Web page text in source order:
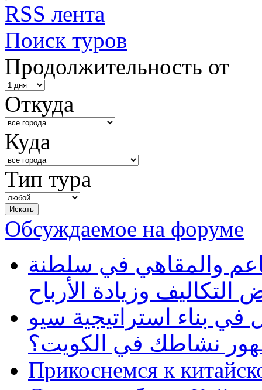
RSS лента
Поиск туров
Продолжительность от
Откуда
Куда
Тип тура
Обсуждаемое на форуме
والمقاهي في سلطنة
وزيادة الأرباح
بناء استراتيجية سيو
نشاطك في الكويت؟
Прикоснемся к